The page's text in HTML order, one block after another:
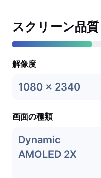
スクリーン品質
解像度
1080 x 2340
画面の種類
Dynamic
AMOLED 2X